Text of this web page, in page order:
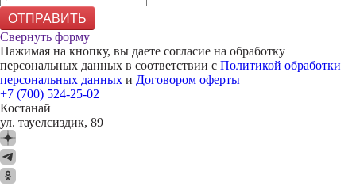
ОТПРАВИТЬ
Свернуть форму
Нажимая на кнопку, вы даете согласие на обработку
персональных данных в соответствии с Политикой обработки
персональных данных и Договором оферты
+7 (700) 524-25-02
Костанай
ул. тауелсиздик, 89